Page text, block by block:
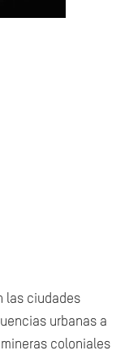
las ciudades
urbanas a
coloniales